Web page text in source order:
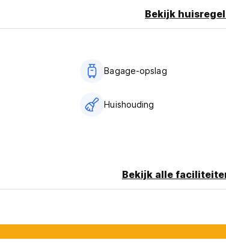
Bekijk
Bagage-opslag
Huishouding
Bekijk alle